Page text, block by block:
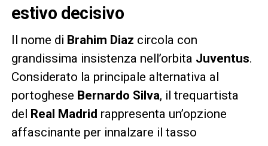
estivo decisivo
Il nome di Brahim Diaz circola con
grandissima insistenza nell’orbita Juventus.
Considerato la principale alternativa al
portoghese Bernardo Silva, il trequartista
del Real Madrid rappresenta un’opzione
affascinante per innalzare il tasso